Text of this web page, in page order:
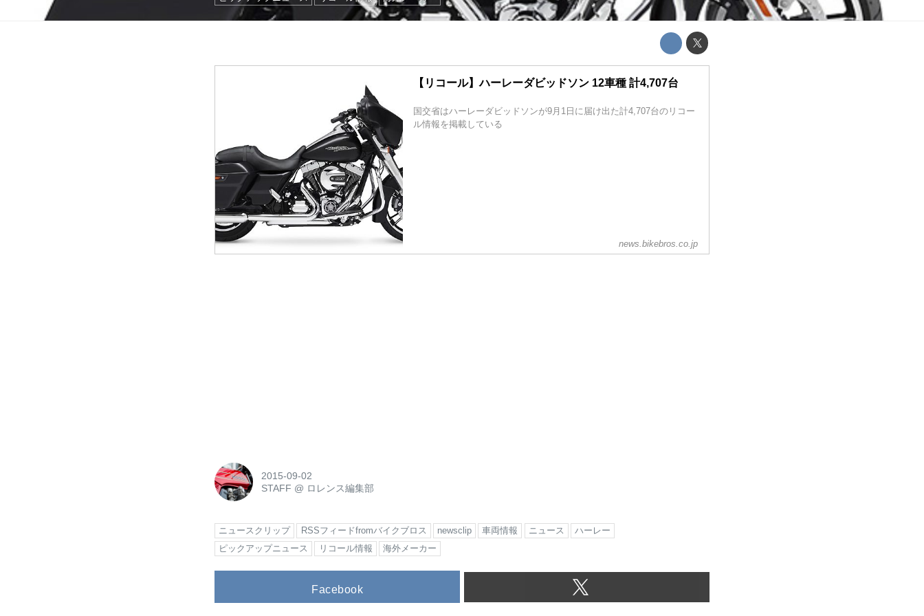
【リコール】ハーレーダビッドソン 12車種 計4,707台
国交省はハーレーダビッドソンが9月1日に届け出た計4,707台のリコー
ル情報を掲載している
news.bikebros.co.jp
2015-09-02
STAFF @ ロレンス編集部
ニュースクリップ RSSフィードfromバイクブロス newsclip 車両情報 ニュース
ハーレー
ピックアップニュース
リコール情報 海外メーカー
Facebook